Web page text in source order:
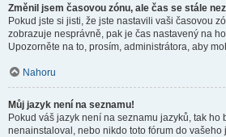
Změnil jsem časovou zónu, ale čas se stále
Pokud jste si jisti, že jste nastavili vaši časovou
zobrazuje nesprávně, pak je čas nastavený na
Upozorněte na to, prosím, administrátora, aby
Nahoru
Můj jazyk není na seznamu!
Pokud váš jazyk není na seznamu jazyků, tak ho
nenainstaloval, nebo nikdo toto fórum do vašeho